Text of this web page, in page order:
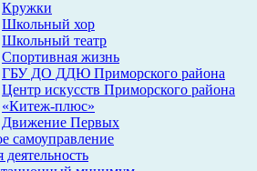
Кружки
Школьный хор
Школьный театр
Спортивная жизнь
ГБУ ДО ДДЮ Приморского района
Центр искусств Приморского района
«Китеж-плюс»
Движение Первых
самоуправление